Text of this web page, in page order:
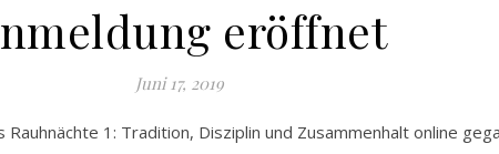
eröffnet
Juni 17, 2019
1: Tradition, Disziplin und Zusammenhalt online